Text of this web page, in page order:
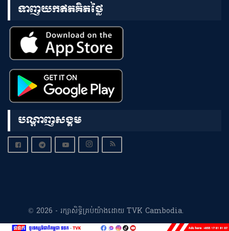
ទាញយកឥតគិតថ្លៃ
បណ្តាញសង្គម
© 2026 - រក្សាសិទ្ធិគ្រប់យ៉ាងដោយ TVK Cambodia.